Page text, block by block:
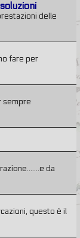
delle
fare per
sempre
da
questo è il